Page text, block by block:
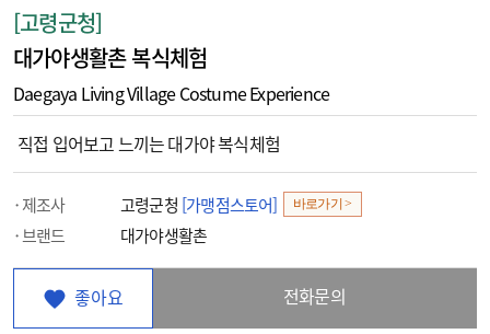
[고령군청]
대가야생활촌 복식체험
Daegaya Living Village Costume Experience
직접 입어보고 느끼는 대가야 복식체험
제조사 고령군청 [가맹점스토어] 바로가기 >
브랜드 대가야생활촌
좋아요 전화문의